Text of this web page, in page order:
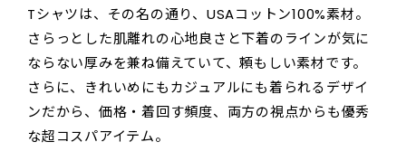
Tシャツは、その名の通り、USAコットン100%素材。
さらっとした肌離れの心地良さと下着のラインが気に
ならない厚みを兼ね備えていて、頼もしい素材です。
さらに、きれいめにもカジュアルにも着られるデザイ
ンだから、価格・着回す頻度、両方の視点からも優秀
な超コスパアイテム。